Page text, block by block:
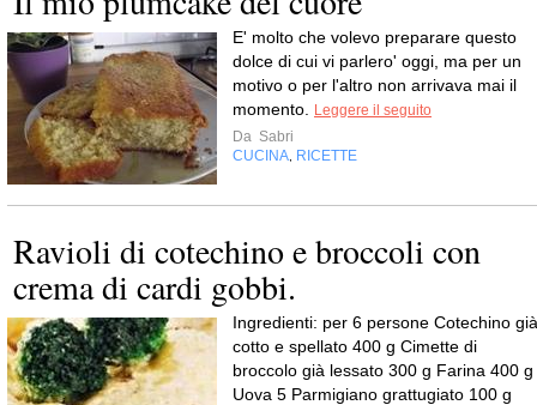
E' molto che volevo preparare questo
dolce di cui vi parlero' oggi, ma per un
motivo o per l'altro non arrivava mai il
momento.
Leggere il seguito
Da Sabri
CUCINA RICETTE
Ravioli di cotechino e broccoli con
crema di cardi gobbi.
Ingredienti: per 6 persone Cotechino già
cotto e spellato 400 g Cimette di
broccolo già lessato 300 g Farina 400 g
Uova 5 Parmigiano grattugiato 100 g